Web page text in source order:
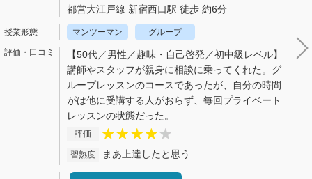
都営大江戸線 新宿西口駅 徒歩 約6分
マンツーマン グループ
【50代／男性／趣味・自己啓発／初中級レベル】
講師やスタッフが親身に相談に乗ってくれた。グ
ループレッスンのコースであったが、自分の時間
がは他に受講する人がおらず、毎回プライベート
レッスンの状態だった。
評価
習熟度 まあ上達したと思う